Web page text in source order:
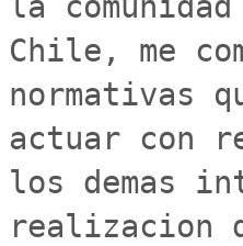
Chile, me
normativas
actuar con
los demas
realizacion